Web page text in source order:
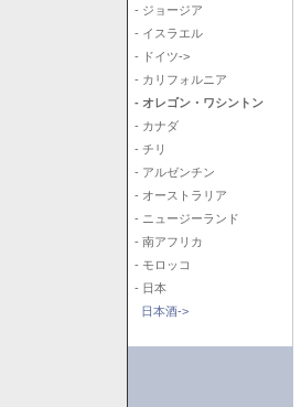
- ジョージア
- イスラエル
- ドイツ->
- カリフォルニア
- オレゴン・ワシントン
- カナダ
- チリ
- アルゼンチン
- オーストラリア
- ニュージーランド
- 南アフリカ
- モロッコ
- 日本
日本酒->